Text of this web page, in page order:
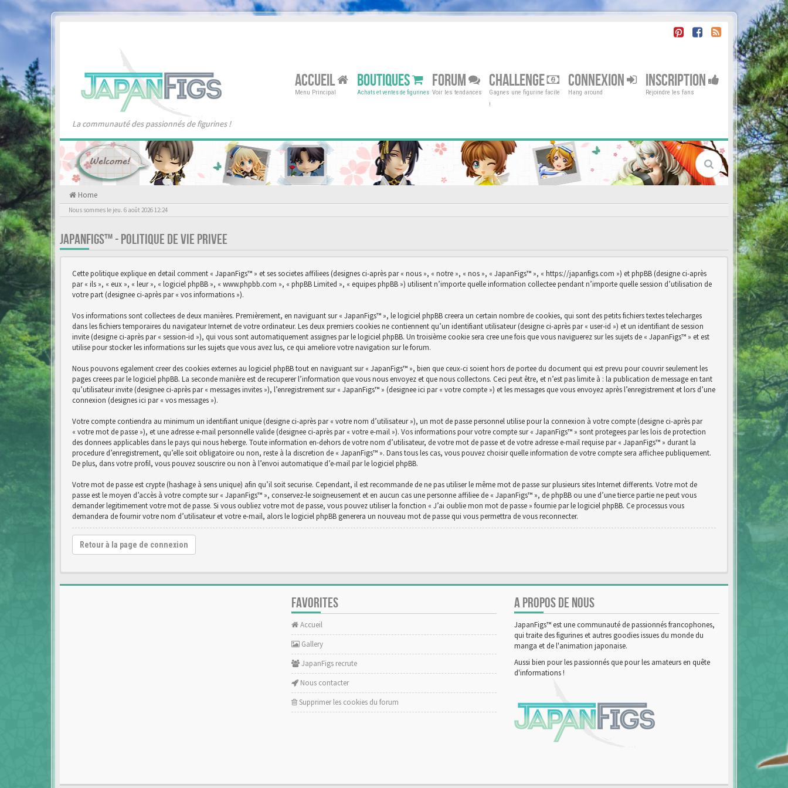
La communauté des passionnés de figurines !
ACCUEIL
Menu Principal
BOUTIQUES
Achats et ventes de figurines
FORUM
Voir les tendances
CHALLENGE
Gagnes une figurine facile
!
CONNEXION
Hang around
INSCRIPTION
Rejoindre les fans
Home
Nous sommes le jeu. 6 août 2026 12:24
JAPANFIGS™ - POLITIQUE DE VIE PRIVEE
Cette politique explique en detail comment « JapanFigs™ » et ses societes affiliees (designes ci-après par « nous », « notre », « nos », « JapanFigs™ », « https://japanfigs.com ») et phpBB (designe ci-après
par « ils », « eux », « leur », « logiciel phpBB », « www.phpbb.com », « phpBB Limited », « equipes phpBB ») utilisent n’importe quelle information collectee pendant n’importe quelle session d’utilisation de
votre part (designee ci-après par « vos informations »).
Vos informations sont collectees de deux manières. Premièrement, en naviguant sur « JapanFigs™ », le logiciel phpBB creera un certain nombre de cookies, qui sont des petits fichiers textes telecharges
dans les fichiers temporaires du navigateur Internet de votre ordinateur. Les deux premiers cookies ne contiennent qu’un identifiant utilisateur (designe ci-après par « user-id ») et un identifiant de session
invite (designe ci-après par « session-id »), qui vous sont automatiquement assignes par le logiciel phpBB. Un troisième cookie sera cree une fois que vous naviguerez sur les sujets de « JapanFigs™ » et est
utilise pour stocker les informations sur les sujets que vous avez lus, ce qui ameliore votre navigation sur le forum.
Nous pouvons egalement creer des cookies externes au logiciel phpBB tout en naviguant sur « JapanFigs™ », bien que ceux-ci soient hors de portee du document qui est prevu pour couvrir seulement les
pages creees par le logiciel phpBB. La seconde manière est de recuperer l’information que vous nous envoyez et que nous collectons. Ceci peut être, et n’est pas limite à : la publication de message en tant
qu’utilisateur invite (designee ci-après par « messages invites »), l’enregistrement sur « JapanFigs™ » (designee ici par « votre compte ») et les messages que vous envoyez après l’enregistrement et lors d’une
connexion (designes ici par « vos messages »).
Votre compte contiendra au minimum un identifiant unique (designe ci-après par « votre nom d’utilisateur »), un mot de passe personnel utilise pour la connexion à votre compte (designe ci-après par
« votre mot de passe »), et une adresse e-mail personnelle valide (designee ci-après par « votre e-mail »). Vos informations pour votre compte sur « JapanFigs™ » sont protegees par les lois de protection
des donnees applicables dans le pays qui nous heberge. Toute information en-dehors de votre nom d’utilisateur, de votre mot de passe et de votre adresse e-mail requise par « JapanFigs™ » durant la
procedure d’enregistrement, qu’elle soit obligatoire ou non, reste à la discretion de « JapanFigs™ ». Dans tous les cas, vous pouvez choisir quelle information de votre compte sera affichee publiquement.
De plus, dans votre profil, vous pouvez souscrire ou non à l’envoi automatique d’e-mail par le logiciel phpBB.
Votre mot de passe est crypte (hashage à sens unique) afin qu’il soit securise. Cependant, il est recommande de ne pas utiliser le même mot de passe sur plusieurs sites Internet differents. Votre mot de
passe est le moyen d’accès à votre compte sur « JapanFigs™ », conservez-le soigneusement et en aucun cas une personne affiliee de « JapanFigs™ », de phpBB ou une d’une tierce partie ne peut vous
demander legitimement votre mot de passe. Si vous oubliez votre mot de passe, vous pouvez utiliser la fonction « J’ai oublie mon mot de passe » fournie par le logiciel phpBB. Ce processus vous
demandera de fournir votre nom d’utilisateur et votre e-mail, alors le logiciel phpBB generera un nouveau mot de passe qui vous permettra de vous reconnecter.
Retour à la page de connexion
FAVORITES
Accueil
Gallery
JapanFigs recrute
Nous contacter
Supprimer les cookies du forum
A PROPOS DE NOUS
JapanFigs™ est une communauté de passionnés francophones,
qui traite des figurines et autres goodies issues du monde du
manga et de l'animation japonaise.
Aussi bien pour les passionnés que pour les amateurs en quête
d'informations !